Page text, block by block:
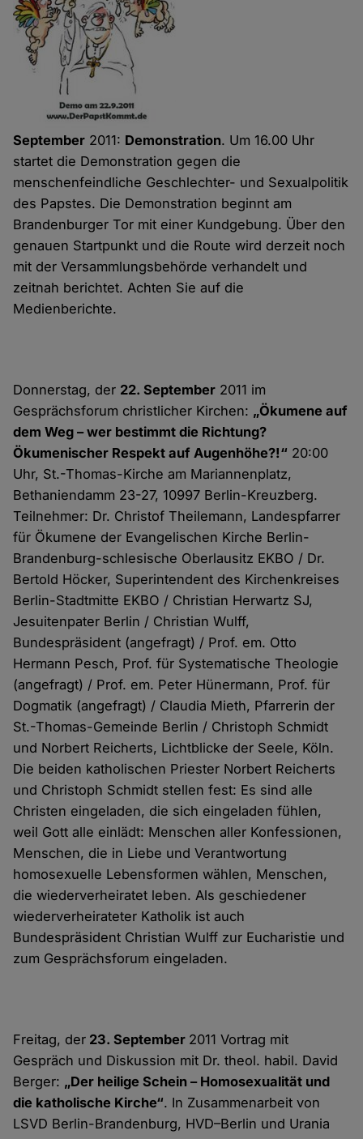
September 2011: Demonstration. Um 16.00 Uhr
startet die Demonstration gegen die
menschenfeindliche Geschlechter- und Sexualpolitik
des Papstes. Die Demonstration beginnt am
Brandenburger Tor mit einer Kundgebung. Über den
genauen Startpunkt und die Route wird derzeit noch
mit der Versammlungsbehörde verhandelt und
zeitnah berichtet. Achten Sie auf die
Medienberichte.
Donnerstag, der 22. September 2011 im
Gesprächsforum christlicher Kirchen: „Ökumene auf
dem Weg – wer bestimmt die Richtung?
Ökumenischer Respekt auf Augenhöhe?!“ 20:00
Uhr, St.-Thomas-Kirche am Mariannenplatz,
Bethaniendamm 23-27, 10997 Berlin-Kreuzberg.
Teilnehmer: Dr. Christof Theilemann, Landespfarrer
für Ökumene der Evangelischen Kirche Berlin-
Brandenburg-schlesische Oberlausitz EKBO / Dr.
Bertold Höcker, Superintendent des Kirchenkreises
Berlin-Stadtmitte EKBO / Christian Herwartz SJ,
Jesuitenpater Berlin / Christian Wulff,
Bundespräsident (angefragt) / Prof. em. Otto
Hermann Pesch, Prof. für Systematische Theologie
(angefragt) / Prof. em. Peter Hünermann, Prof. für
Dogmatik (angefragt) / Claudia Mieth, Pfarrerin der
St.-Thomas-Gemeinde Berlin / Christoph Schmidt
und Norbert Reicherts, Lichtblicke der Seele, Köln.
Die beiden katholischen Priester Norbert Reicherts
und Christoph Schmidt stellen fest: Es sind alle
Christen eingeladen, die sich eingeladen fühlen,
weil Gott alle einlädt: Menschen aller Konfessionen,
Menschen, die in Liebe und Verantwortung
homosexuelle Lebensformen wählen, Menschen,
die wiederverheiratet leben. Als geschiedener
wiederverheirateter Katholik ist auch
Bundespräsident Christian Wulff zur Eucharistie und
zum Gesprächsforum eingeladen.
Freitag, der 23. September 2011 Vortrag mit
Gespräch und Diskussion mit Dr. theol. habil. David
Berger: „Der heilige Schein – Homosexualität und
die katholische Kirche“. In Zusammenarbeit von
LSVD Berlin-Brandenburg, HVD–Berlin und Urania